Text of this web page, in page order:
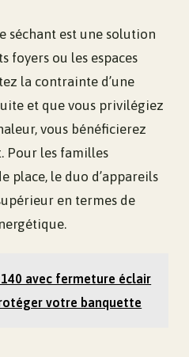
séchant est une solution
foyers ou les espaces
la contrainte d’une
et que vous privilégiez
vous bénéficierez
Pour les familles
place, le duo d’appareils
en termes de
140 avec fermeture éclair
votre banquette